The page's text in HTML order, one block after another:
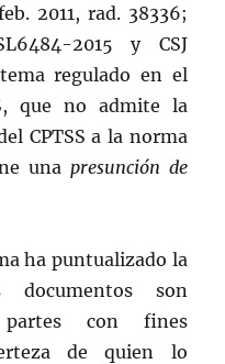
2011, rad. 38336;
2015 y CSJ
regulado en el
que no admite la
CPTSS a la norma
una presunción de
ha puntualizado la
son
con fines
de quien lo